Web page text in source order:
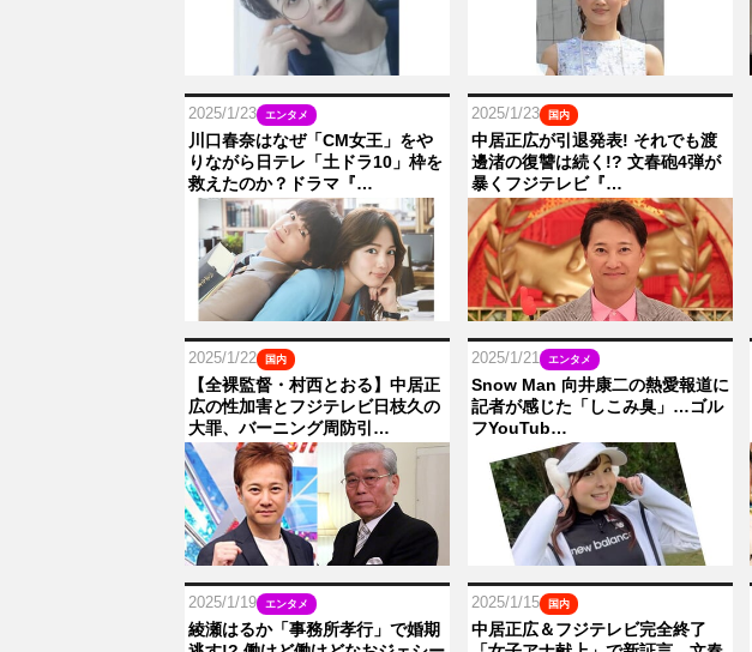
2025/1/23 エンタメ
川口春奈はなぜ「CM女王」をや
りながら日テレ「土ドラ10」枠を
救えたのか？ドラマ『…
2025/1/23 国内
中居正広が引退発表! それでも渡
邊渚の復讐は続く!? 文春砲4弾が
暴くフジテレビ『…
2025/1/22 国内
【全裸監督・村西とおる】中居正
広の性加害とフジテレビ日枝久の
大罪、バーニング周防引…
2025/1/21 エンタメ
Snow Man 向井康二の熱愛報道に
記者が感じた「しこみ臭」…ゴル
フYouTub…
2025/1/19 エンタメ
綾瀬はるか「事務所孝行」で婚期
2025/1/15 国内
中居正広＆フジテレビ完全終了